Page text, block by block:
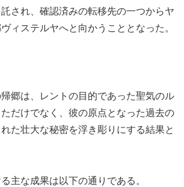
され、確認済みの転移先の一つからヤ
ィステルヤへと向かうこととなった。
郷は、レントの目的であった聖気のル
だけでなく、彼の原点となった過去の
た壮大な秘密を浮き彫りにする結果と
主な成果は以下の通りである。